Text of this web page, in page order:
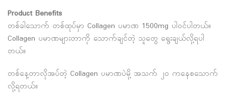
Product Benefits
တစ်ခါသောက် တစ်ထုပ်မှာ Collagen ပမာဏ 1500mg ပါဝင်ပါတယ်။
Collagen ပမာဏများတာကို သောက်ချင်တဲ့ သူတွေ ရွေးချယ်လို့ရပါ
တယ်။
တစ်နေ့တာလိုအပ်တဲ့ Collagen ပမာဏပဲမို့ အသက် ၂၀ ကနေစသောက်
လို့ရတယ်။